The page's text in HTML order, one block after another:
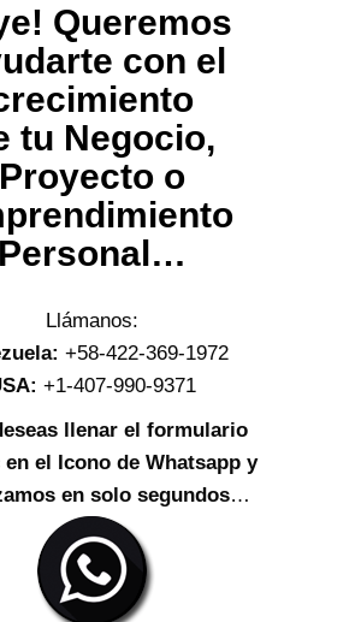
Queremos
con el
tu Negocio,
Proyecto o
Personal…
Llámanos:
+58-422-369-1972
+1-407-990-9371
llenar el formulario
el Icono de Whatsapp y
en solo segundos…